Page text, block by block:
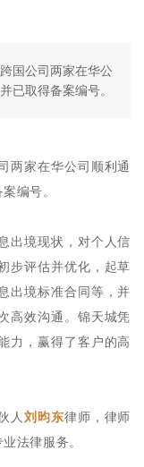
国公司两家在华公
已取得备案编号。
两家在华公司顺利通
编号。
出境现状，对个人信
步评估并优化，起草
出境标准合同等，并
高效沟通。锦天城凭
力，赢得了客户的高
人 刘昀东律师，律师
法律服务。